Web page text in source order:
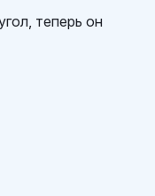
теперь он